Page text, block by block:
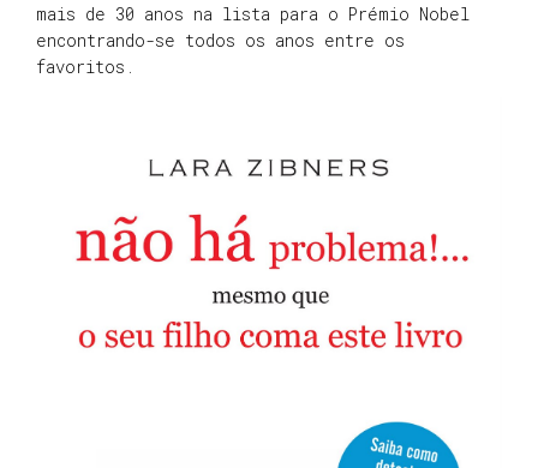
mais de 30 anos na lista para o Prémio Nobel
encontrando-se todos os anos entre os
favoritos.